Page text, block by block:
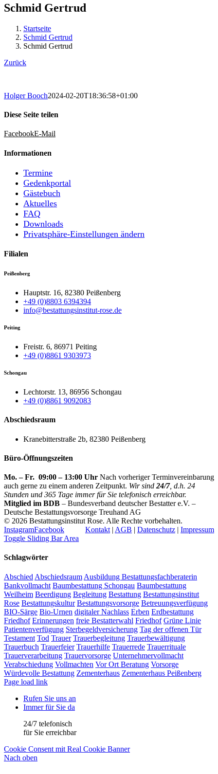
Schmid Gertrud
Startseite
Schmid Gertrud
Schmid Gertrud
Zurück
Holger Booch2024-02-20T18:36:58+01:00
Diese Seite teilen
FacebookE-Mail
Informationen
Termine
Gedenkportal
Gästebuch
Aktuelles
FAQ
Downloads
Privatsphäre-Einstellungen ändern
Filialen
Peißenberg
Hauptstr. 16, 82380 Peißenberg
+49 (0)8803 6394394
info@bestattungsinstitut-rose.de
Peiting
Freistr. 6, 86971 Peiting
+49 (0)8861 9303973
Schongau
Lechtorstr. 13, 86956 Schongau
+49 (0)8861 9092083
Abschiedsraum
Kranebitterstraße 2b, 82380 Peißenberg
Büro-Öffnungszeiten
Mo. – Fr. 09:00 – 13:00 Uhr Nach vorheriger Terminvereinbarung
auch gerne zu einem anderen Zeitpunkt. Wir sind 24/7, d.h. 24
Stunden und 365 Tage immer für Sie telefonisch erreichbar.
Mitglied im BDB – Bundesverband deutscher Bestatter e.V. –
Deutsche Bestattungsvorsorge Treuhand AG
© 2026 Bestattungsinstitut Rose. Alle Rechte vorbehalten.
Kontakt | AGB | Datenschutz | Impressum
InstagramFacebook
Toggle Sliding Bar Area
Schlagwörter
Abschied Abschiedsraum Ausbildung Bestattungsfachberaterin
Bankvollmacht Baumbestattung Schongau Baumbestattung
Weilheim Beerdigung Begleitung Bestattung Bestattungsinstitut
Rose Bestattungskultur Bestattungsvorsorge Betreuungsverfügung
BIO-Särge Bio-Urnen digitaler Nachlass Erben Erdbestattung
Friedhof Erinnerungen freie Bestatterwahl Friedhof Grüne Linie
Patientenverfügung Sterbegeldversicherung Tag der offenen Tür
Testament Tod Trauer Trauerbegleitung Trauerbewältigung
Trauerbuch Trauerfeier Trauerhilfe Trauerrede Trauerrituale
Trauerverarbeitung Trauervorsorge Unternehmervollmacht
Verabschiedung Vollmachten Vor Ort Beratung Vorsorge
Würdevolle Bestattung Zementerhaus Zementerhaus Peißenberg
Page load link
Rufen Sie uns an
Immer für Sie da
24/7 telefonisch
für Sie erreichbar
Cookie Consent mit Real Cookie Banner
Nach oben